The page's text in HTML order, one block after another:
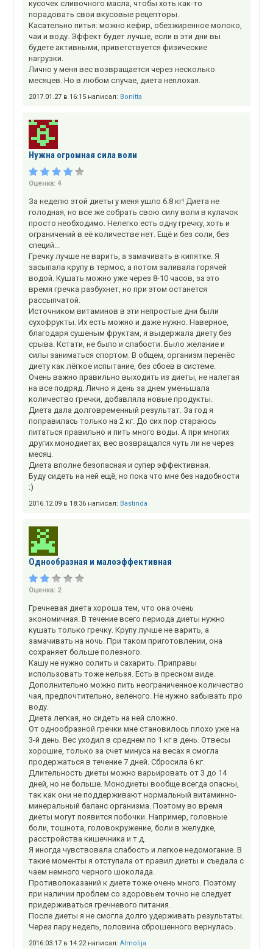
кусочек сливочного масла, чтобы хоть как-то
порадовать свои вкусовые рецепторы.
Касательно питья: можно кефир, обезжиренное молоко,
чаи и воду. Эффект будет лучше, если в эти дни вы
будете активными, приветствуется физические
нагрузки.
Лично у меня вес возвращается через несколько
месяцев. Но в любом случае, диета неплохая.
2017.01.27 в 16:15 написал: Bonitta
Нужна огромная сила воли
Оценка: 4
За неделю этой диеты у меня ушло 6.8 кг! Диета не
голодная, но все же собрать свою силу воли в кулачок
просто необходимо. Нелегко есть одну гречку, хоть и
ограничений в её количестве нет. Ещё и без соли, без
специй...
Гречку лучше не варить, а замачивать в кипятке. Я
засыпала крупу в термос, а потом заливала горячей
водой. Кушать можно уже через 8-10 часов, за это
время гречка разбухнет, но при этом останется
рассыпчатой.
Источником витаминов в эти непростые дни были
сухофрукты. Их есть можно и даже нужно. Наверное,
благодаря сушеным фруктам, я выдержала диету без
срыва. Кстати, не было и слабости. Было желание и
силы заниматься спортом. В общем, организм перенёс
диету как лёгкое испытание, без сбоев в системе.
Очень важно правильно выходить из диеты, не налетая
на все подряд. Лично я день за днем уменьшала
количество гречки, добавляла новые продукты.
Диета дала долговременный результат. За год я
поправилась только на 2 кг. До сих пор стараюсь
питаться правильно и пить много воды. А при многих
других монодиетах, вес возвращался чуть ли не через
месяц.
Диета вполне безопасная и супер эффективная.
Буду сидеть на ней ещё, но пока что мне без надобности
:)
2016.12.09 в 18:36 написал: Bastinda
Однообразная и малоэффективная
Оценка: 2
Гречневая диета хороша тем, что она очень
экономичная. В течение всего периода диеты нужно
кушать только гречку. Крупу лучше не варить, а
замачивать на ночь. При таком приготовлении, она
сохраняет больше полезного.
Кашу не нужно солить и сахарить. Приправы
использовать тоже нельзя. Есть в пресном виде.
Дополнительно можно пить неограниченное количество
чая, предпочтительно, зеленого. Не нужно забывать про
воду.
Диета легкая, но сидеть на ней сложно.
От однообразной гречки мне становилось плохо уже на
3-й день. Вес уходил в среднем по 1 кг в день. Отвесы
хорошие, только за счет минуса на весах я смогла
продержаться в течение 7 дней. Сбросила 6 кг.
Длительность диеты можно варьировать от 3 до 14
дней, но не больше. Монодиеты вообще всегда опасны,
так как они не поддерживают нормальный витаминно-
минеральный баланс организма. Поэтому во время
диеты могут появится побочки. Например, головные
боли, тошнота, головокружение, боли в желудке,
расстройства кишечника и т.д.
Я иногда чувствовала слабость и легкое недомогание. В
такие моменты я отступала от правил диеты и съедала с
чаем немного черного шоколада.
Противопоказаний к диете тоже очень много. Поэтому
при наличии проблем со здоровьем точно не следует
придерживаться гречневого питания.
После диеты я не смогла долго удерживать результаты.
Через пару недель, половина сброшенного вернулась.
2016.03.17 в 14:22 написал: Almolija